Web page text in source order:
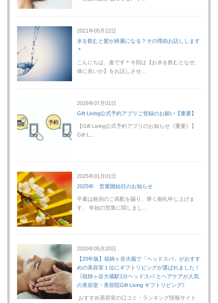
2021年05月22日
水を飲むと髪が綺麗になる？その理由お話しします
＊
こんにちは、倉です＊今回は【お水を飲むとなぜ、
体に良いか】をお話しさせ...
2026年07月01日
Gift Living公式予約アプリご登録のお願い【重要】
【Gift Living公式予約アプリのお知らせ《重要》】
Gift L...
2025年01月01日
2025年 営業開始日のお知らせ
平素は格別のご高配を賜り、厚く御礼申し上げま
す。 年始の営業に関しまし...
2020年05月20日
【20年版】祖師ヶ谷大蔵で「ヘッドスパ」がおすす
めの美容室１位にギフトリビングが選ばれました！
《祖師ヶ谷大蔵駅1分ヘッドスパ とヘアケアが人気
の美容室・美容院Gift Living ギフトリビング》
おすすめ美容室の口コミ・ランキング情報サイト